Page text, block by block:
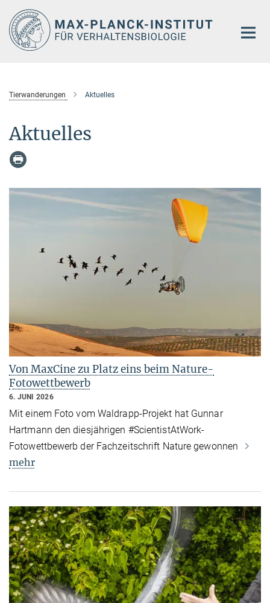
Hauptinhalt
Tierwanderungen Aktuelles
Aktuelles
Von MaxCine zu Platz eins beim Nature-
Fotowettbewerb
6. JUNI 2026
Mit einem Foto vom Waldrapp-Projekt hat Gunnar
Hartmann den diesjährigen #ScientistAtWork-
Fotowettbewerb der Fachzeitschrift Nature gewonnen
mehr